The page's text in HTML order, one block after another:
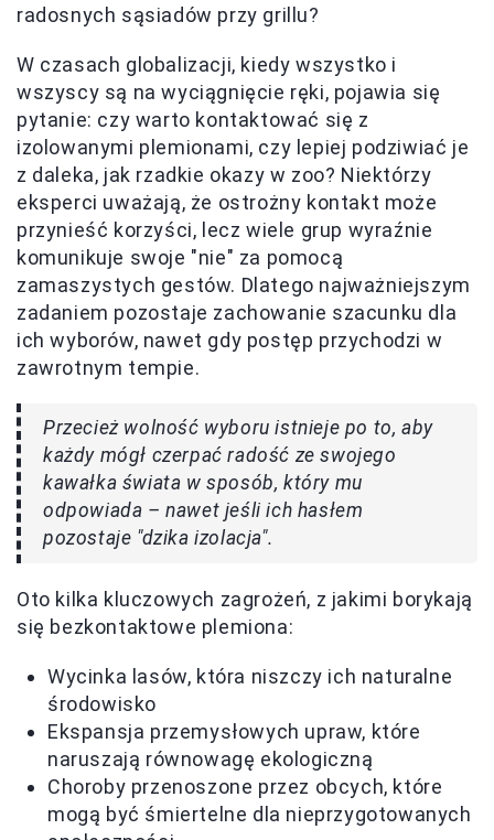
radosnych sąsiadów przy grillu?
W czasach globalizacji, kiedy wszystko i
wszyscy są na wyciągnięcie ręki, pojawia się
pytanie: czy warto kontaktować się z
izolowanymi plemionami, czy lepiej podziwiać je
z daleka, jak rzadkie okazy w zoo? Niektórzy
eksperci uważają, że ostrożny kontakt może
przynieść korzyści, lecz wiele grup wyraźnie
komunikuje swoje "nie" za pomocą
zamaszystych gestów. Dlatego najważniejszym
zadaniem pozostaje zachowanie szacunku dla
ich wyborów, nawet gdy postęp przychodzi w
zawrotnym tempie.
Przecież wolność wyboru istnieje po to, aby
każdy mógł czerpać radość ze swojego
kawałka świata w sposób, który mu
odpowiada – nawet jeśli ich hasłem
pozostaje "dzika izolacja".
Oto kilka kluczowych zagrożeń, z jakimi borykają
się bezkontaktowe plemiona:
Wycinka lasów, która niszczy ich naturalne
środowisko
Ekspansja przemysłowych upraw, które
naruszają równowagę ekologiczną
Choroby przenoszone przez obcych, które
mogą być śmiertelne dla nieprzygotowanych